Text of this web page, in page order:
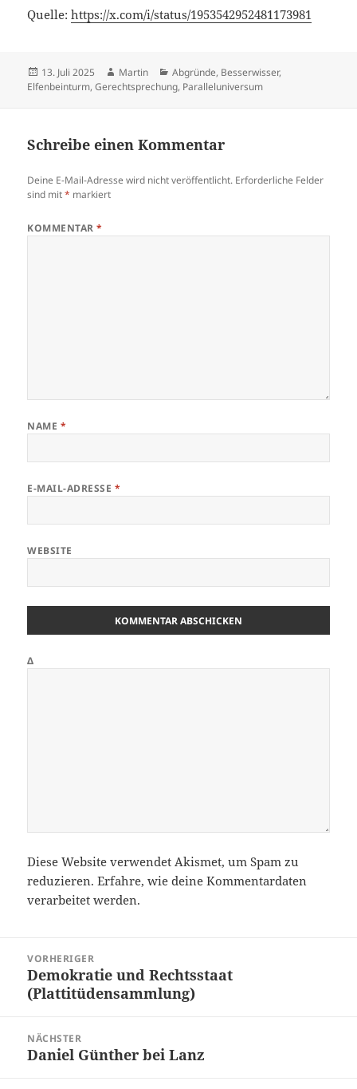
Quelle:https://x.com/i/status/1953542952481173981
Veröffentlicht
am
13. Juli 2025 Autor
Martin Kategorien
Abgründe, Besserwisser,
Elfenbeinturm,Gerechtsprechung, Paralleluniversum
Schreibe einen Kommentar
Deine E-Mail-Adresse wird nicht veröffentlicht. Erforderliche Felder
sind mit* markiert
KOMMENTAR*
NAME *
E-MAIL-ADRESSE *
WEBSITE
Δ
Diese Website verwendet Akismet, um Spam zu
reduzieren.Erfahre, wie deine Kommentardaten
verarbeitet werden.
VORHERIGER
Vorheriger
Beitrag:
Demokratie und Rechtsstaat
(Plattitüdensammlung)
NÄCHSTER
Nächster
Daniel Günther bei Lanz